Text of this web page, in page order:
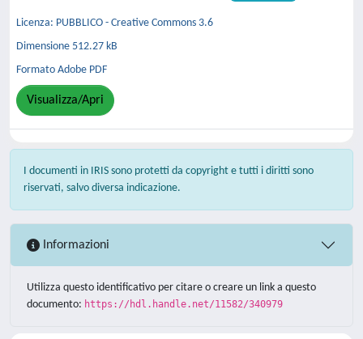
Licenza: PUBBLICO - Creative Commons 3.6
Dimensione 512.27 kB
Formato Adobe PDF
Visualizza/Apri
I documenti in IRIS sono protetti da copyright e tutti i diritti sono
riservati, salvo diversa indicazione.
Informazioni
Utilizza questo identificativo per citare o creare un link a questo
documento: https://hdl.handle.net/11582/340979